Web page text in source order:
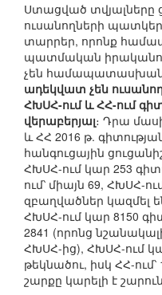
Ստացված տվյալները
ուսանողների
տարրեր, որոնք
պատմական
չեն
ադեկվատ չեն
ՀԽՍՀ-ում և ՀՀ-ում
վերաբերյալ։ Դրա
և ՀՀ 2016 թ.
հանգուցային
ՀԽՍՀ-ում կար 253
ում՝ միայն 69, ՀԽՍՀ-
զբաղվածներ կազմել են
ՀԽՍՀ-ում կար 8150
2841 (որոնց
ՀԽՍՀ-ից), ՀԽՍՀ-ում
թեկնածու, իսկ ՀՀ-ում՝
շարքը կարելի է